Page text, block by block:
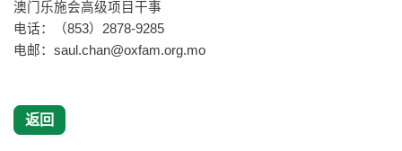
澳门乐施会高级项目干事
电话：（853）2878-9285
电邮： saul.chan@oxfam.org.mo
返回